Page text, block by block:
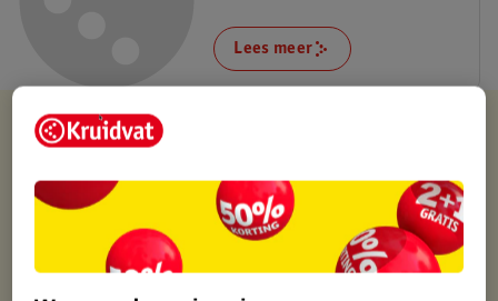
Lees meer
Kruidvat is altijd voordelig
Gratis ophalen in de winkel
Op werkdagen voor 22:00 uur besteld, volgende dag in huis
Gratis thuisbezorgd vanaf 50.00
Gratis retourneren binnen 30 dagen